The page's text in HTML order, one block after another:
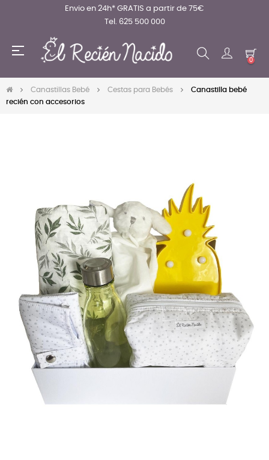
Envio en 24h* GRATIS a partir de 75€
Tel. 625 500 000
Navegación
☰
0
Canastillas Bebé Cestas para Bebés
Canastilla bebé
recién con accesorios